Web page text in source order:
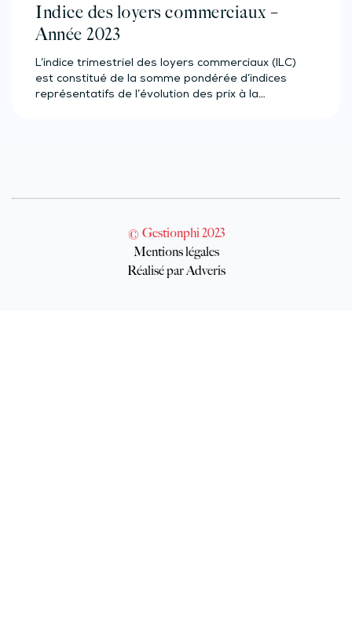
Indice des loyers commerciaux –
Année 2023
L’indice trimestriel des loyers commerciaux (ILC)
est constitué de la somme pondérée d’indices
représentatifs de l’évolution des prix à la…
© Gestionphi 2023
Mentions légales
Réalisé par Adveris